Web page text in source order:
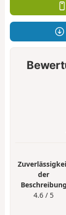
der
Beschreibung
4.6 / 5